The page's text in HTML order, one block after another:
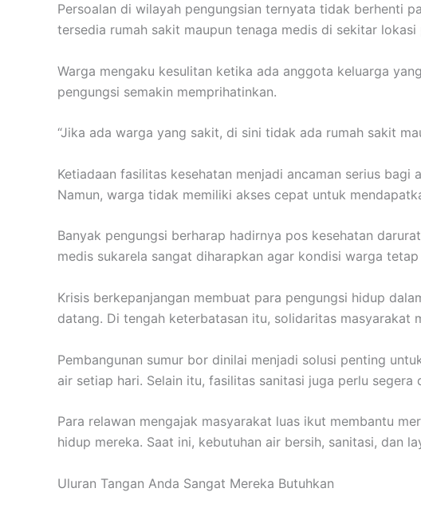
Persoalan di wilayah pengungsian ternyata tidak berhenti
tersedia rumah sakit maupun tenaga medis di sekitar lokasi
Warga mengaku kesulitan ketika ada anggota keluarga
pengungsi semakin memprihatinkan.
“Jika ada warga yang sakit, di sini tidak ada rumah sakit
Ketiadaan fasilitas kesehatan menjadi ancaman serius
Namun, warga tidak memiliki akses cepat untuk
Banyak pengungsi berharap hadirnya pos kesehatan
medis sukarela sangat diharapkan agar kondisi warga
Krisis berkepanjangan membuat para pengungsi hidup
datang. Di tengah keterbatasan itu, solidaritas masyarakat
Pembangunan sumur bor dinilai menjadi solusi penting
air setiap hari. Selain itu, fasilitas sanitasi juga perlu
Para relawan mengajak masyarakat luas ikut membantu
hidup mereka. Saat ini, kebutuhan air bersih, sanitasi, dan
Uluran Tangan Anda Sangat Mereka Butuhkan